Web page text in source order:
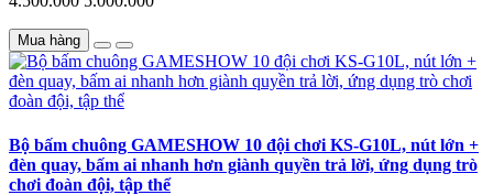
Mua hàng
Bộ bấm chuông GAMESHOW 10 đội chơi KS-G10L, nút lớn +
đèn quay, bấm ai nhanh hơn giành quyền trả lời, ứng dụng trò
chơi đoàn đội, tập thể